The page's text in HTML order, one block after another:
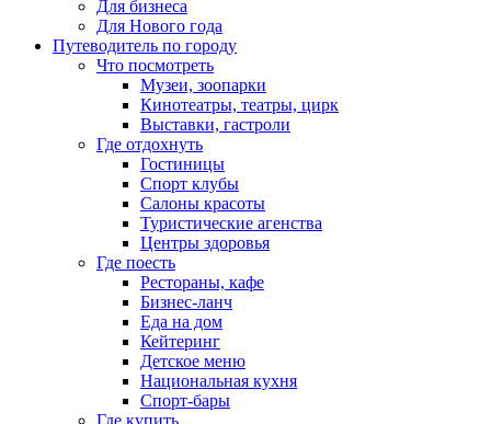
Для бизнеса
Для Нового года
Путеводитель по городу
Что посмотреть
Музеи, зоопарки
Кинотеатры, театры, цирк
Выставки, гастроли
Где отдохнуть
Гостиницы
Спорт клубы
Салоны красоты
Туристические агенства
Центры здоровья
Где поесть
Рестораны, кафе
Бизнес-ланч
Еда на дом
Кейтеринг
Детское меню
Национальная кухня
Спорт-бары
Где купить